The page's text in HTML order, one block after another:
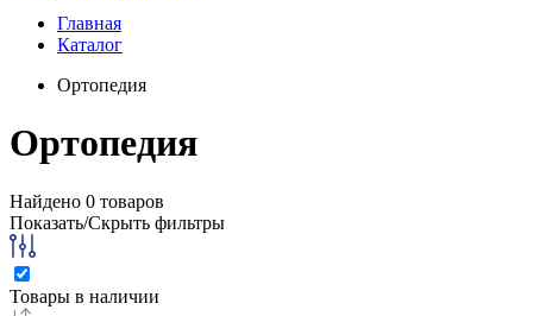
Главная
Каталог
Ортопедия
Ортопедия
Найдено 0 товаров
Показать/Скрыть фильтры
Товары в наличии